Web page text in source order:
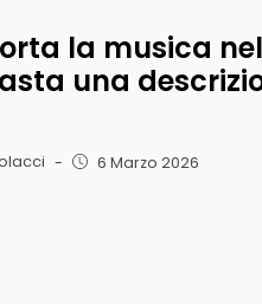
la musica
una
- 6 Marzo 2026